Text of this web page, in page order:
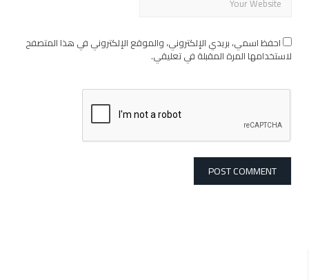
احفظ اسمي، بريدي الإلكتروني، والموقع الإلكتروني في هذا المتصفح
لاستخدامها المرة المقبلة في تعليقي.